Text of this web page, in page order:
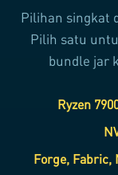
Pilihan singkat
Pilih satu
bundle jar
Ryzen
Forge, Fabric,